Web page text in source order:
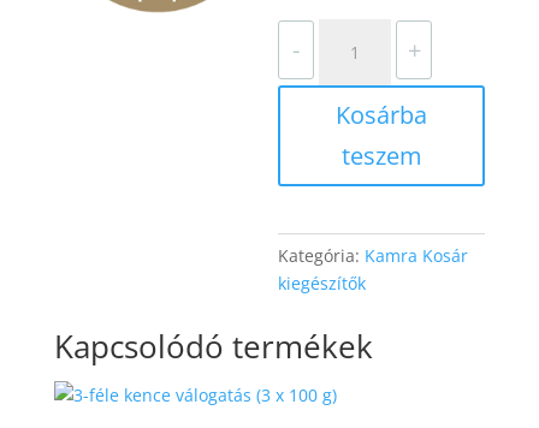
-
fűszervaj
válogatás
+
Kosárba
teszem
Kategória: Kamra Kosár
kiegészítők
Kapcsolódó termékek